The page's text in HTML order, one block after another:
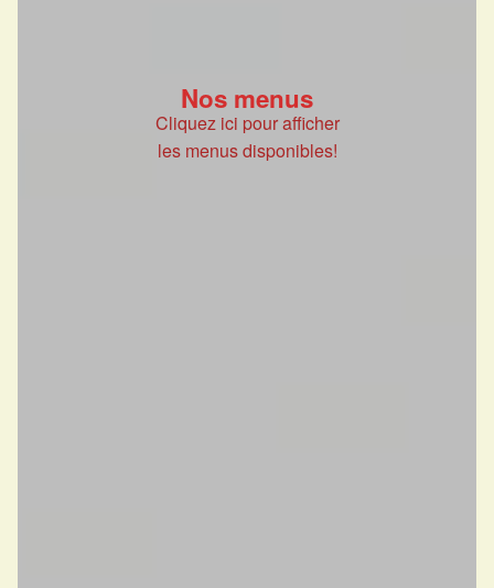
Nos menus
Cliquez ici pour afficher
les menus disponibles!